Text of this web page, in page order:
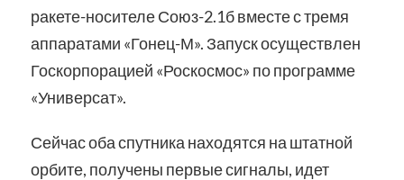
ракете-носителе Союз-2.1б вместе с тремя
аппаратами «Гонец-М». Запуск осуществлен
Госкорпорацией «Роскосмос» по программе
«Универсат».
Сейчас оба спутника находятся на штатной
орбите, получены первые сигналы, идет